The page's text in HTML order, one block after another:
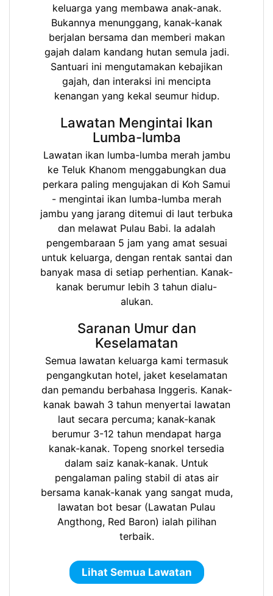
keluarga yang membawa anak-anak.
Bukannya menunggang, kanak-kanak
berjalan bersama dan memberi makan
gajah dalam kandang hutan semula jadi.
Santuari ini mengutamakan kebajikan
gajah, dan interaksi ini mencipta
kenangan yang kekal seumur hidup.
Lawatan Mengintai Ikan
Lumba-lumba
Lawatan ikan lumba-lumba merah jambu
ke Teluk Khanom menggabungkan dua
perkara paling mengujakan di Koh Samui
- mengintai ikan lumba-lumba merah
jambu yang jarang ditemui di laut terbuka
dan melawat Pulau Babi. Ia adalah
pengembaraan 5 jam yang amat sesuai
untuk keluarga, dengan rentak santai dan
banyak masa di setiap perhentian. Kanak-
kanak berumur lebih 3 tahun dialu-
alukan.
Saranan Umur dan
Keselamatan
Semua lawatan keluarga kami termasuk
pengangkutan hotel, jaket keselamatan
dan pemandu berbahasa Inggeris. Kanak-
kanak bawah 3 tahun menyertai lawatan
laut secara percuma; kanak-kanak
berumur 3-12 tahun mendapat harga
kanak-kanak. Topeng snorkel tersedia
dalam saiz kanak-kanak. Untuk
pengalaman paling stabil di atas air
bersama kanak-kanak yang sangat muda,
lawatan bot besar (Lawatan Pulau
Angthong, Red Baron) ialah pilihan
terbaik.
Lihat Semua Lawatan